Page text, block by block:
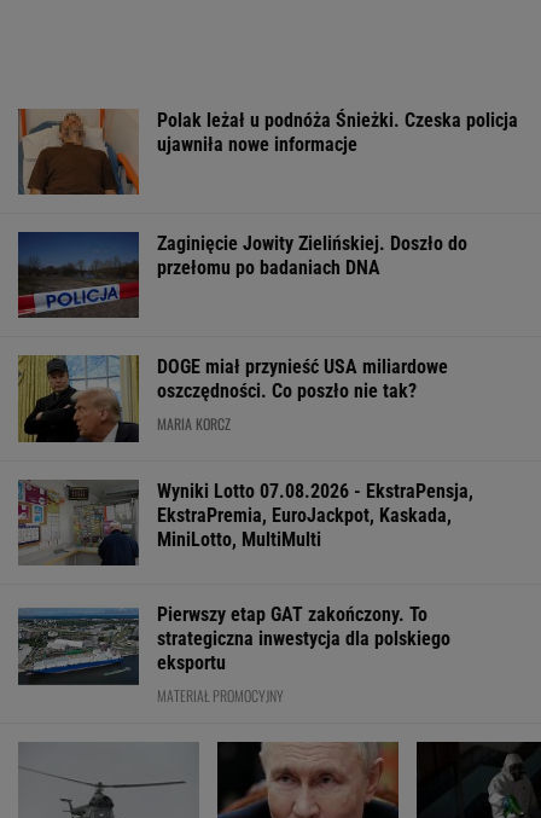
Polak leżał u podnóża Śnieżki. Czeska policja
ujawniła nowe informacje
Zaginięcie Jowity Zielińskiej. Doszło do
przełomu po badaniach DNA
DOGE miał przynieść USA miliardowe
oszczędności. Co poszło nie tak?
MARIA KORCZ
Wyniki Lotto 07.08.2026 - EkstraPensja,
EkstraPremia, EuroJackpot, Kaskada,
MiniLotto, MultiMulti
Pierwszy etap GAT zakończony. To
strategiczna inwestycja dla polskiego
eksportu
MATERIAŁ PROMOCYJNY